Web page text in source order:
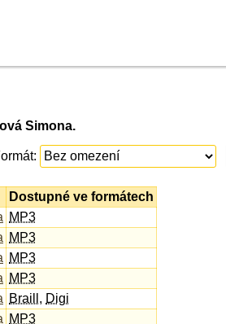
Simona.
Dostupné ve formátech
MP3
MP3
MP3
MP3
Braill , Digi
MP3